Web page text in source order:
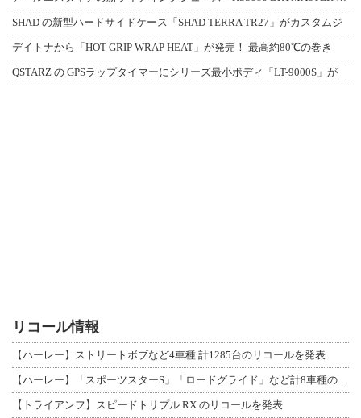
SHAD の新型ハードサイドケース「SHAD TERRA TR27」がカスタムジ
デイトナから「HOT GRIP WRAP HEAT」が発売！ 最高約80℃の巻き
QSTARZ の GPSラップタイマーにシリーズ最小ボディ「LT-9000S」が
リコール情報
【ハーレー】ストリートボブなど4車種 計1285台のリコールを発表
【トライアンフ】スピードトリプル RX のリコールを発表